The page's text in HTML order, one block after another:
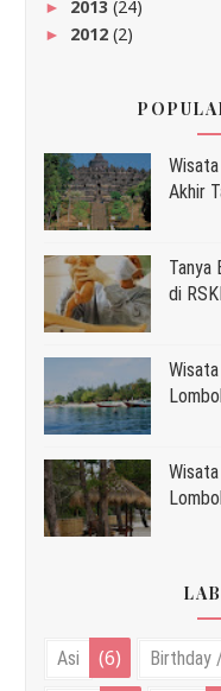
► 2013 (24)
► 2012 (2)
Akhir
Tanya
di
Asi (6) Birthday